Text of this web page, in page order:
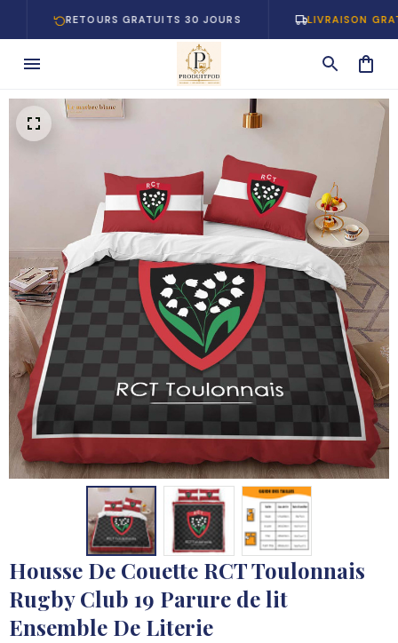
RETOURS GRATUITS 30 JOURS LIVRAISON GRATUITE
Housse De Couette RCT Toulonnais
Rugby Club 19 Parure de lit
Ensemble De Literie